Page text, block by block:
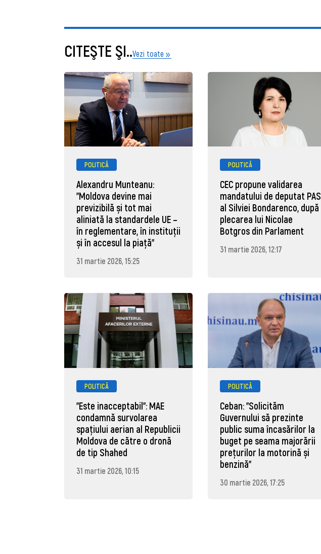
CITEŞTE ŞI..Vezi toate
POLITICĂ
Alexandru Munteanu:
"Moldova devine mai
previzibilă și tot mai
aliniată la standardele UE –
în reglementare, în instituții
și în accesul la piață"
31 martie 2026, 15:25
POLITICĂ
CEC propune validarea
mandatului de deputat PAS
al Silviei Bondarenco, după
plecarea lui Nicolae
Botgros din Parlament
31 martie 2026, 12:17
POLITICĂ
"Este inacceptabil": MAE
condamnă survolarea
spațiului aerian al Republicii
Moldova de către o dronă
de tip Shahed
31 martie 2026, 10:15
POLITICĂ
Ceban: "Solicităm
Guvernului să prezinte
public suma încasărilor la
buget pe seama majorării
prețurilor la motorină și
benzină"
30 martie 2026, 17:25